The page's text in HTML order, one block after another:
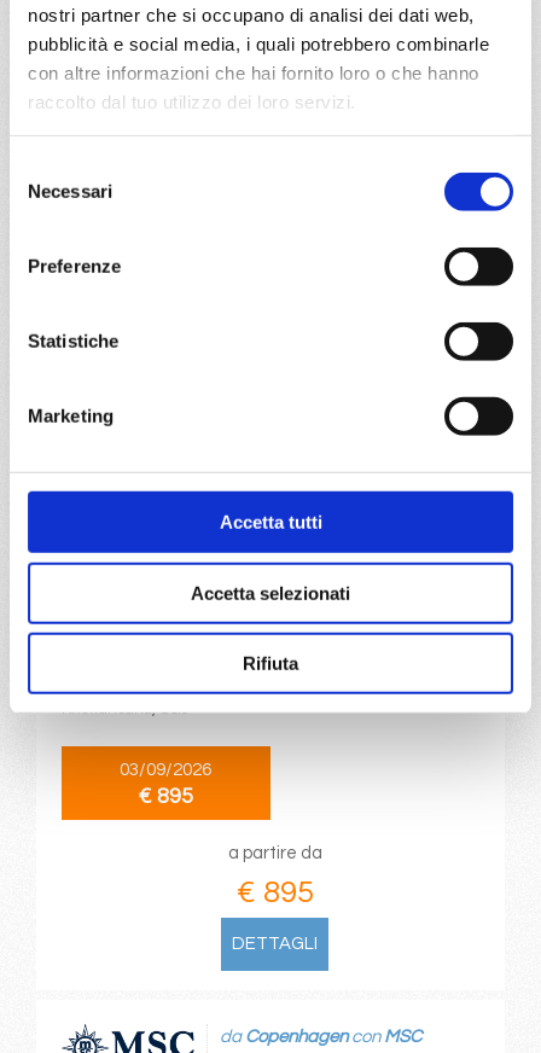
nostri partner che si occupano di analisi dei dati web,
pubblicità e social media, i quali potrebbero combinarle
con altre informazioni che hai fornito loro o che hanno
raccolto dal tuo utilizzo dei loro servizi.
delNecessari
Preferenze
Statistiche
Marketing
Accetta tutti
Accetta selezionati
Rifiuta
DETTAGLI
Nord Europa
daCopenhagenconMSC
Copenhagen
DETTAGLI
Nord Europa9 giorni
daStoccolmacon
Kristiansand, Oslo
03/09/2026
€ 895
a partire da
€ 895
DETTAGLI
da Copenhagencon MSC